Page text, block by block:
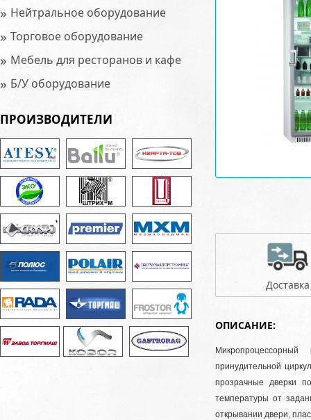
» Нейтральное оборудование
» Торговое оборудование
» Мебель для ресторанов и кафе
» Б/У оборудование
ПРОИЗВОДИТЕЛИ
Доставка
ОПИСАНИЕ:
принудительной
прозрачные дверки
температуры от
открывании двери,